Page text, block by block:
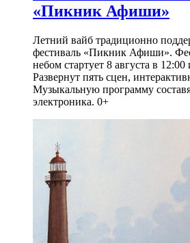
«Пикник Афиши»
Летний вайб традиционно
фестиваль «Пикник Афиши».
небом стартует 8 августа в
Развернут пять сцен,
Музыкальную программу
электроника. 0+